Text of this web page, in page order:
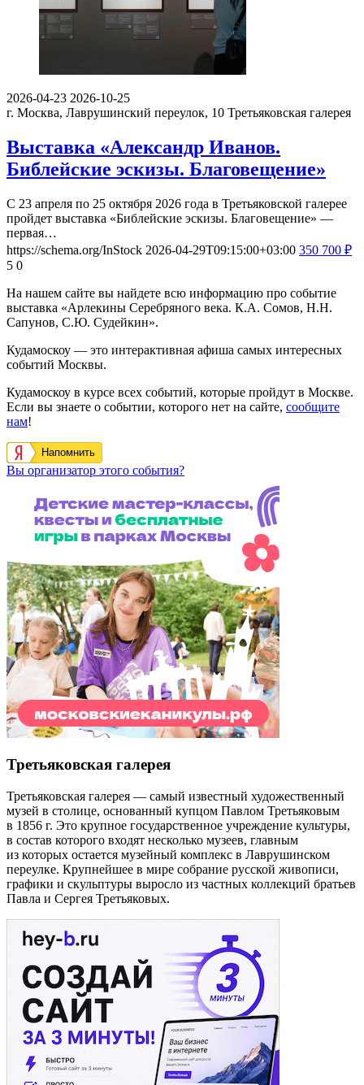
2026-04-23 2026-10-25
г. Москва, Лаврушинский переулок, 10 Третьяковская галерея
Выставка «Александр Иванов.
Библейские эскизы. Благовещение»
С 23 апреля по 25 октября 2026 года в Третьяковской галерее
пройдет выставка «Библейские эскизы. Благовещение» —
первая…
https://schema.org/InStock 2026-04-29T09:15:00+03:00 350 700 ₽
5 0
На нашем сайте вы найдете всю информацию про событие
выставка «Арлекины Серебряного века. К.А. Сомов, Н.Н.
Сапунов, С.Ю. Судейкин».
Кудамоскоу — это интерактивная афиша самых интересных
событий Москвы.
Кудамоскоу в курсе всех событий, которые пройдут в Москве.
Если вы знаете о событии, которого нет на сайте, сообщите
нам!
Напомнить
Вы организатор этого события?
Третьяковская галерея
Третьяковская галерея — самый известный художественный
музей в столице, основанный купцом Павлом Третьяковым
в 1856 г. Это крупное государственное учреждение культуры,
в состав которого входят несколько музеев, главным
из которых остается музейный комплекс в Лаврушинском
переулке. Крупнейшее в мире собрание русской живописи,
графики и скульптуры выросло из частных коллекций братьев
Павла и Сергея Третьяковых.